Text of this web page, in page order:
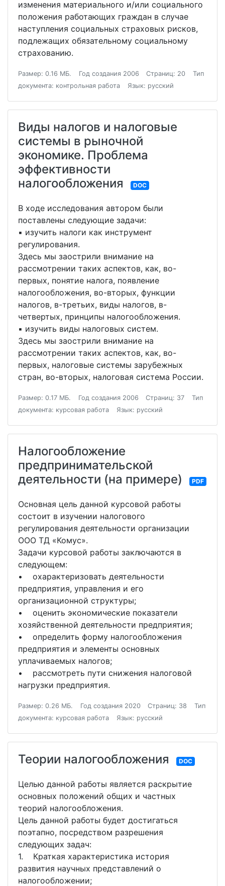
изменения материального и/или социального
положения работающих граждан в случае
наступления социальных страховых рисков,
подлежащих обязательному социальному
страхованию.
Размер: 0.16 МБ. Год создания 2006 Страниц: 20
Тип
документа: контрольная работа
Язык: русский
Виды налогов и налоговые
системы в рыночной
экономике. Проблема
эффективности
налогообложения
DOC
В ходе исследования автором были
поставлены следующие задачи:
▪ изучить налоги как инструмент
регулирования.
Здесь мы заострили внимание на
рассмотрении таких аспектов, как, во-
первых, понятие налога, появление
налогообложения, во-вторых, функции
налогов, в-третьих, виды налогов, в-
четвертых, принципы налогообложения.
▪ изучить виды налоговых систем.
Здесь мы заострили внимание на
рассмотрении таких аспектов, как, во-
первых, налоговые системы зарубежных
стран, во-вторых, налоговая система России.
Размер: 0.17 МБ. Год создания 2006 Страниц: 37
Тип
документа: курсовая работа
Язык: русский
Налогообложение
предпринимательской
деятельности (на примере)
PDF
Основная цель данной курсовой работы
состоит в изучении налогового
регулирования деятельности организации
ООО ТД «Комус».
Задачи курсовой работы заключаются в
следующем:
• охарактеризовать деятельности
предприятия, управления и его
организационной структуры;
• оценить экономические показатели
хозяйственной деятельности предприятия;
• определить форму налогообложения
предприятия и элементы основных
уплачиваемых налогов;
• рассмотреть пути снижения налоговой
нагрузки предприятия.
Размер: 0.26 МБ. Год создания 2020 Страниц: 38
Тип
документа: курсовая работа
Язык: русский
Теории налогообложения DOC
Целью данной работы является раскрытие
основных положений общих и частных
теорий налогообложения.
Цель данной работы будет достигаться
поэтапно, посредством разрешения
следующих задач:
1. Краткая характеристика история
развития научных представлений о
налогообложении;